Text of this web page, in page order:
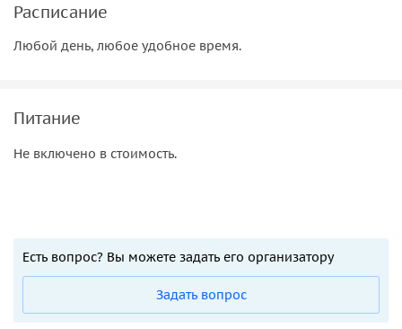
Расписание
Любой день, любое удобное время.
Питание
Не включено в стоимость.
Есть вопрос? Вы можете задать его организатору
Задать вопрос